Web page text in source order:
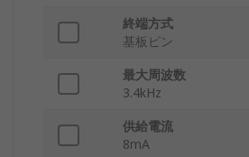
終端方式
基板ピン
最大周波数
3.4kHz
供給電流
8mA